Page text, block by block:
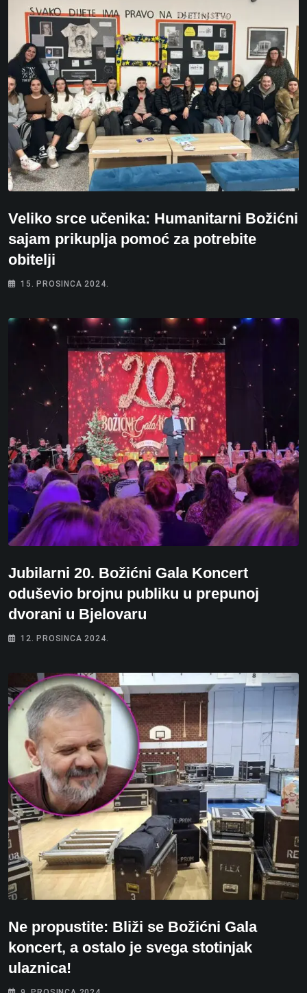
Veliko srce učenika: Humanitarni Božićni
sajam prikuplja pomoć za potrebite
obitelji
15. PROSINCA 2024.
Jubilarni 20. Božićni Gala Koncert
oduševio brojnu publiku u prepunoj
dvorani u Bjelovaru
12. PROSINCA 2024.
Ne propustite: Bliži se Božićni Gala
koncert, a ostalo je svega stotinjak
ulaznica!